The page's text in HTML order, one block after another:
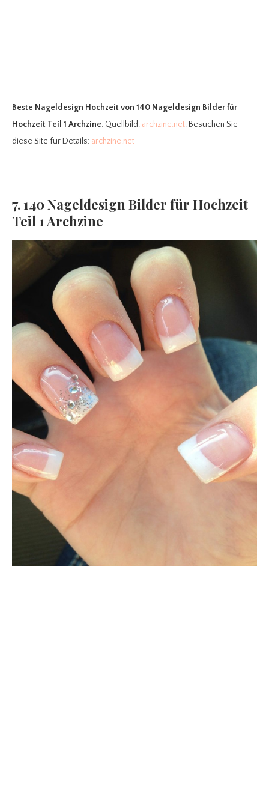
Beste Nageldesign Hochzeit von 140 Nageldesign Bilder für
Hochzeit Teil 1 Archzine. Quellbild: archzine.net. Besuchen Sie
diese Site für Details: archzine.net
7. 140 Nageldesign Bilder für Hochzeit
Teil 1 Archzine